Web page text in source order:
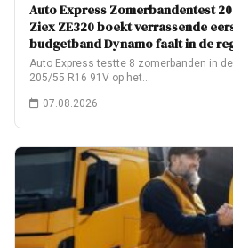
Auto Express Zomerbandentest
Ziex ZE320 boekt verrassende
budgetband Dynamo faalt in de
Auto Express testte 8 zomerbanden in
205/55 R16 91V op het…
07.08.2026